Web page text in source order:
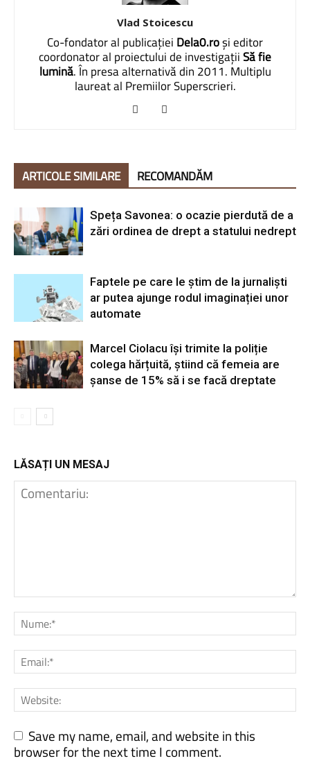
Vlad Stoicescu
Co-fondator al publicației Dela0.roși editor
coordonator al proiectului de investigațiiSă fie
lumină. În presa alternativă din 2011. Multiplu
laureat al Premiilor Superscrieri.
ARTICOLE SIMILARE RECOMANDĂM
Speța Savonea: o ocazie pierdută de a
zări ordinea de drept a statului nedrept
Faptele pe care le știm de la jurnaliști
ar putea ajunge rodul imaginației unor
automate
Marcel Ciolacu își trimite la poliție
colega hărțuită, știind că femeia are
șanse de 15% să i se facă dreptate
LĂSAȚI UN MESAJ
Save my name, email, and website in this
browser for the next time I comment.